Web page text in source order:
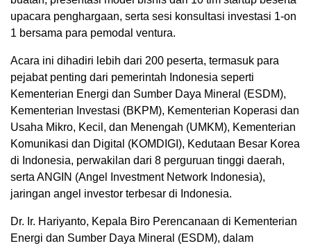
upacara penghargaan, serta sesi konsultasi investasi 1-on
1 bersama para pemodal ventura.
Acara ini dihadiri lebih dari 200 peserta, termasuk para
pejabat penting dari pemerintah Indonesia seperti
Kementerian Energi dan Sumber Daya Mineral (ESDM),
Kementerian Investasi (BKPM), Kementerian Koperasi dan
Usaha Mikro, Kecil, dan Menengah (UMKM), Kementerian
Komunikasi dan Digital (KOMDIGI), Kedutaan Besar Korea
di Indonesia, perwakilan dari 8 perguruan tinggi daerah,
serta ANGIN (Angel Investment Network Indonesia),
jaringan angel investor terbesar di Indonesia.
Dr. Ir. Hariyanto, Kepala Biro Perencanaan di Kementerian
Energi dan Sumber Daya Mineral (ESDM), dalam